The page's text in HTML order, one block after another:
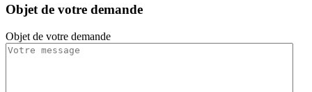
Objet de votre demande
Objet de votre demande